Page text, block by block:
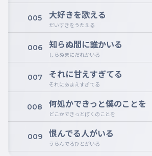
005 大好きを歌える
だいすきをうたえる
006 知らぬ間に誰かいる
しらぬまにだれかいる
007 それに甘えすぎてる
それにあまえすぎてる
008 何処かできっと僕のことを
どこかできっとぼくのことを
009 恨んでる人がいる
うらんでるひとがいる